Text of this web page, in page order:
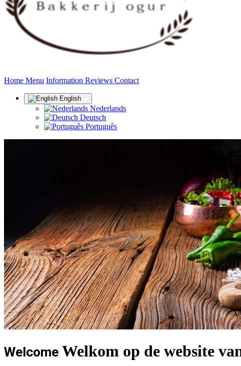
Home (current)
Menu Information Reviews Contact
English
Nederlands
Deutsch
Português
Welcome Welkom op de website